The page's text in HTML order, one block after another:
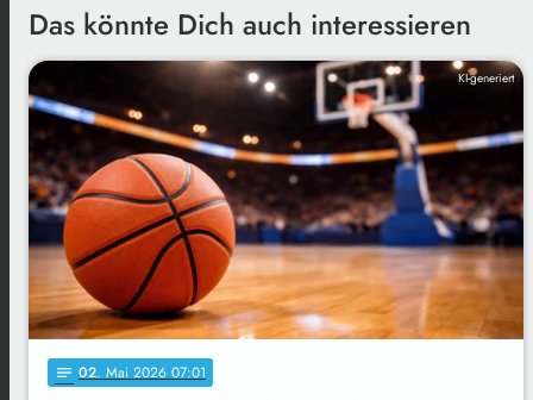
Das könnte Dich auch interessieren
KI-generiert
notes 02. Mai 2026 07:01